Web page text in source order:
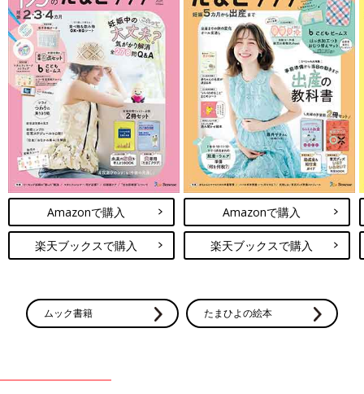
Amazonで購入
楽天ブックスで購入
Amazonで購入
楽天ブックスで購入
ムック書籍 たまひよの絵本